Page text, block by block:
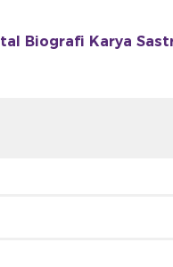
Biografi Karya